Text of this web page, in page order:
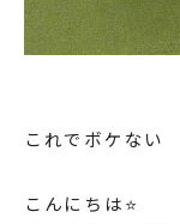
これでボケない
こんにちは⭐️